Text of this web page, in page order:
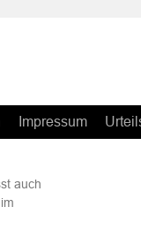
Impressum
auch